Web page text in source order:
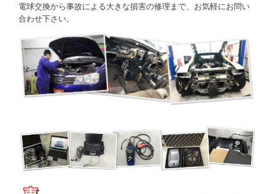
電球交換から事故による大きな損害の修理まで、お気軽にお問い
合わせ下さい。